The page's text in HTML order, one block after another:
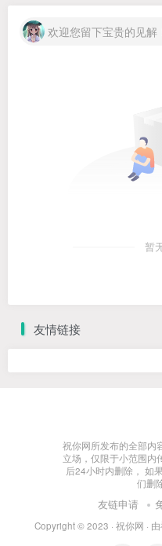
欢迎您留下宝贵的见解
暂
友情链接
祝你网所发布的全部内
立场，仅限于小范围内
后24小时内删除， 如
们删
友链申请
Copyright © 2023 · 祝你网 · 由